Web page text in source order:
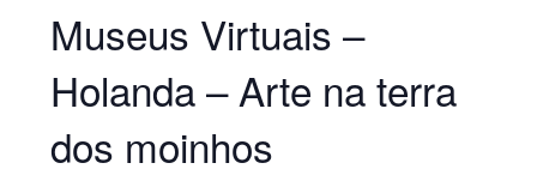
Museus Virtuais –
Holanda – Arte na terra
dos moinhos